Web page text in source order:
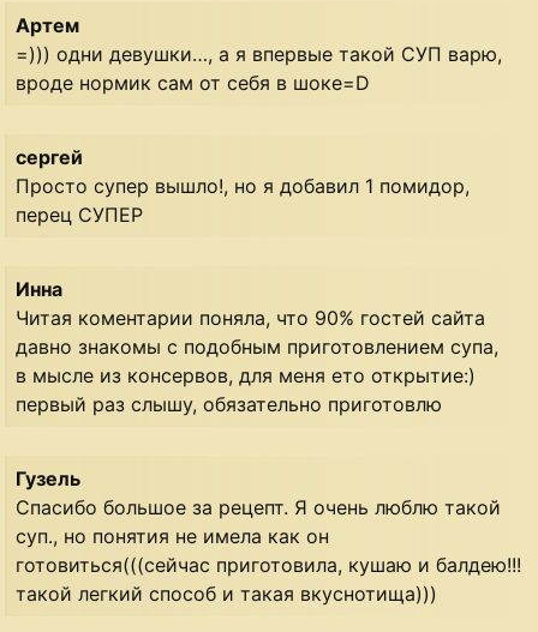
Артем
=))) одни девушки…, а я впервые такой СУП варю,
вроде нормик сам от себя в шоке=D
сергей
Просто супер вышло!, но я добавил 1 помидор,
перец СУПЕР
Инна
Читая коментарии поняла, что 90% гостей сайта
давно знакомы с подобным приготовлением супа,
в мысле из консервов, для меня ето открытие:)
первый раз слышу, обязательно приготовлю
Гузель
Спасибо большое за рецепт. Я очень люблю такой
суп., но понятия не имела как он
готовиться(((сейчас приготовила, кушаю и балдею!!!
такой легкий способ и такая вкуснотища)))